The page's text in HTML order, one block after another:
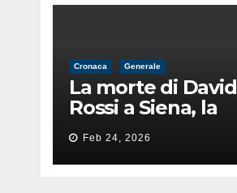
Cronaca Generale
La morte di David
Rossi a Siena, la
perizia lancia la
pista di
un’intimidazione
Feb 24, 2026